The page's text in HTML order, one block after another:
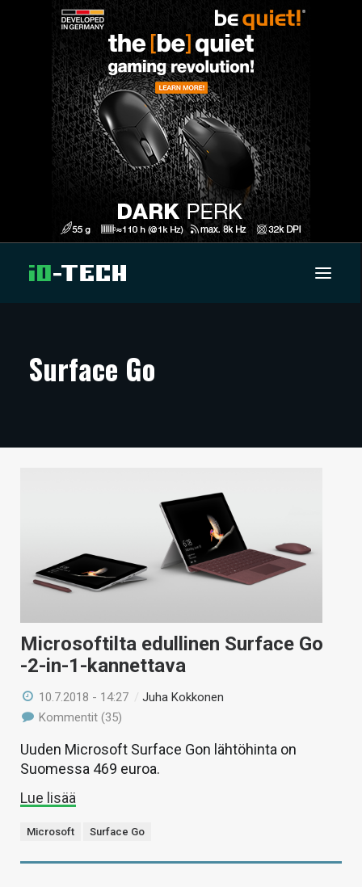
ARTIKKELIT
TECHBBS
VAIHDA TEEMA
HAKU
Surface Go
Microsoftilta edullinen Surface Go
-2-in-1-kannettava
10.7.2018 - 14:27 /Juha Kokkonen
Kommentit (35)
Uuden Microsoft Surface Gon lähtöhinta on
Suomessa 469 euroa.
Lue lisää
Microsoft Surface Go